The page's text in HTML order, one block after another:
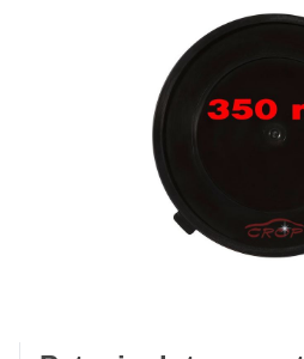
zł
Zamów przed 23:59,
Darmowa dostawaod 435,- zł